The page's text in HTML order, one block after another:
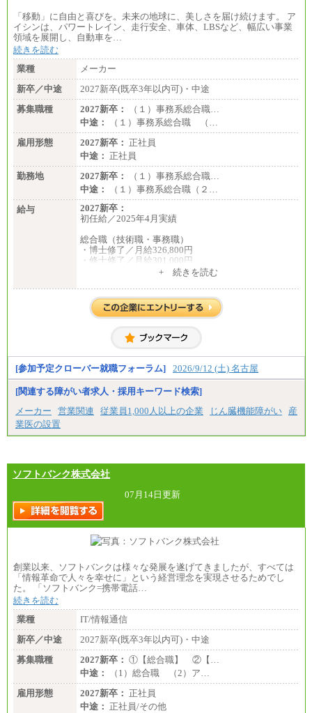
「移動」に自由と喜びを。未来の地球に、美しさを届け続けます。 ア
イシンは、パワートレイン、走行安全、車体、LBSなど、幅広い事業
領域を展開し、自動車を…
続きを読む
業種
メーカー
新卒／中途
2027新卒(既卒3年以内可)・中途
募集職種
2027新卒：
（１）事務系総合職…
中途：
（１）事務系総合職 （…
雇用形態
2027新卒： 正社員
中途： 正社員
勤務地
2027新卒：
（１）事務系総合職…
中途：
（１）事務系総合職（２…
給与
2027新卒：
初任給／2025年4月実績
総合職（技術職・事務職）
・博士修了／月給326,800円
・修士修了／月給301,000円
・大学卒／月給282,000円
・高専卒（本科）／月給256,000円
一般事務職
・高専卒（専攻科）／月給206,400円
・高専卒（本科）月給197,800円
・短大卒／月給197,800円
・専門卒（2年）／月給197,800円
※試用期間中も給与に変更はございません。
中途：
（１）（２）
想定年収：490万円～1,100万円
・1,090万円/38歳・月給59万円 *残業代・家族手当
対象外
（３）
月給：190,000円～
想定年収：340万円～610万円
年収例：
・460万円/28歳・月給26万円
（４）
月給：201,000円～
想定年収：360万円～680万円
・520万円/32歳・月給29万円
年収例は賞与含む、残業代・家族手当含まず
※キャリアや能力等を考慮の上、当社規定により確
定します
※残業手当：別途支給
※固定給に固定残業代含まず
※試用期間中も給与に変更なし
+ 続きを読む
[参加予定クローバー就職フォーラム] 2026/9/12 (土) 名古屋
[関連する障がい者求人・採用キーワード検索]
メーカー
営業関連 従業員1,000人以上の企業 じん臓機能障がい
産
業医の設置
ソフトバンク株式会社
07月14日更新
創業以来、ソフトバンクは様々な発展を遂げてきましたが、すべては
「情報革命で人々を幸せに」という経営理念を実現させるためでし
た。 「ソフトバンク=携帯電話…
続きを読む
業種
IT/情報通信
新卒／中途
2027新卒(既卒3年以内可)・中途
募集職種
2027新卒： ①【総合職】 ②【…
中途：
（1）総合職 （2）ア…
雇用形態
2027新卒： 正社員
中途： 正社員/その他